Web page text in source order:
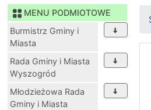
MENU PODMIOTOWE
Burmistrz Gminy i
Miasta
Rada Gminy i Miasta
Wyszogród
Młodzieżowa Rada
Gminy i Miasta